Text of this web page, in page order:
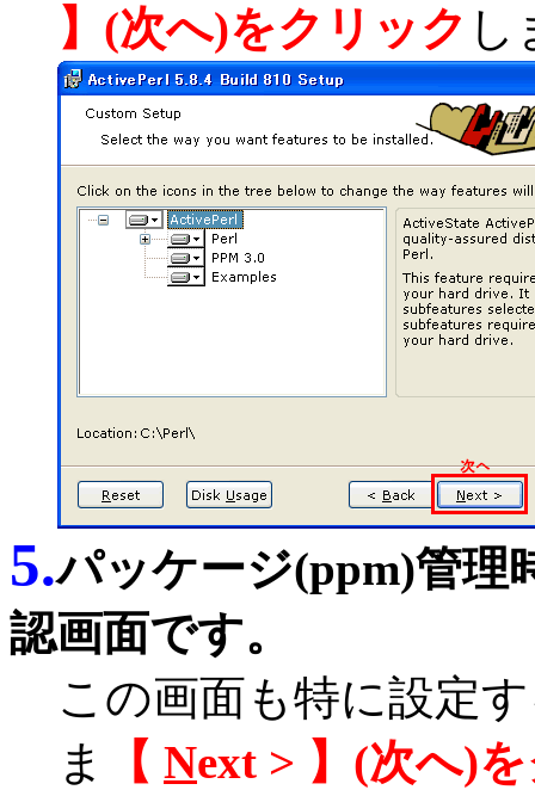
】(次へ)をクリック し
5.パッケージ(ppm)管理
認画面です。
この画面も特に設定
ま
【 Next > 】(次へ)